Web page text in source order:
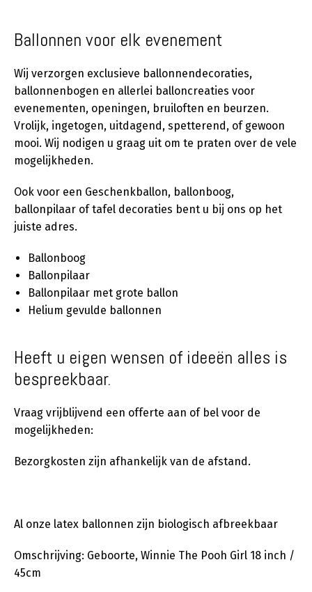
Ballonnen voor elk evenement
Wij verzorgen exclusieve ballonnendecoraties,
ballonnenbogen en allerlei balloncreaties voor
evenementen, openingen, bruiloften en beurzen.
Vrolijk, ingetogen, uitdagend, spetterend, of gewoon
mooi. Wij nodigen u graag uit om te praten over de vele
mogelijkheden.
Ook voor een Geschenkballon, ballonboog,
ballonpilaar of tafel decoraties bent u bij ons op het
juiste adres.
Ballonboog
Ballonpilaar
Ballonpilaar met grote ballon
Helium gevulde ballonnen
Heeft u eigen wensen of ideeën alles is
bespreekbaar.
Vraag vrijblijvend een offerte aan of bel voor de
mogelijkheden:
Bezorgkosten zijn afhankelijk van de afstand.
Al onze latex ballonnen zijn biologisch afbreekbaar
Omschrijving: Geboorte, Winnie The Pooh Girl 18 inch /
45cm